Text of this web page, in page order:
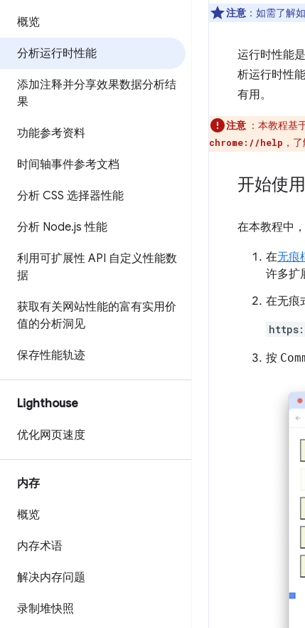
概览
分析运行时性能
添加注释并分享效果数据分析结
果
功能参考资料
时间轴事件参考文档
分析 CSS 选择器性能
分析 Node.js 性能
利用可扩展性 API 自定义性能数
据
获取有关网站性能的富有实用价
值的分析洞见
保存性能轨迹
Lighthouse
优化网页速度
内存
概览
内存术语
解决内存问题
录制堆快照
注意 ：如需了解
运行时性能
析运行时性
有用。
注意 ：本教程基
chrome://help ，
开始使用
在本教程中
在无痕
许多扩
在无痕
按